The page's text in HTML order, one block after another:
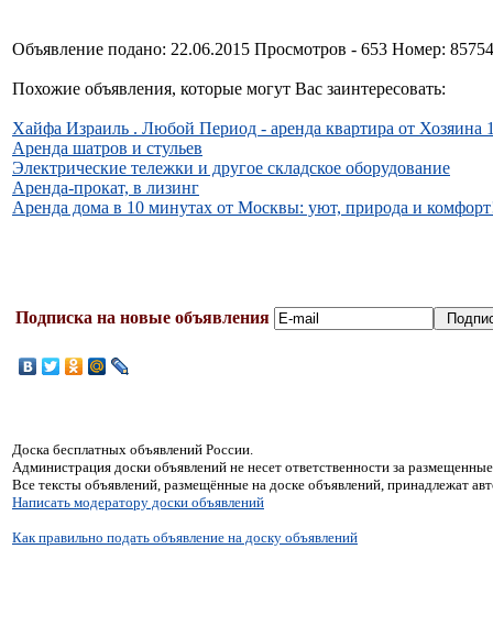
Объявление подано: 22.06.2015 Просмотров - 653 Номер:
Похожие объявления, которые могут Вас заинтересовать:
Хайфа Израиль . Любой Период - аренда квартира от Хозяина
Аренда шатров и стульев
Электрические тележки и другое складское оборудование
Аренда-прокат, в лизинг
Аренда дома в 10 минутах от Москвы: уют, природа и
Подписка на новые объявления
Доска бесплатных объявлений России.
Администрация доски объявлений не несет ответственности за
Все тексты объявлений, размещённые на доске объявлений, принадлежат
Написать модератору доски объявлений
Как правильно подать объявление на доску объявлений